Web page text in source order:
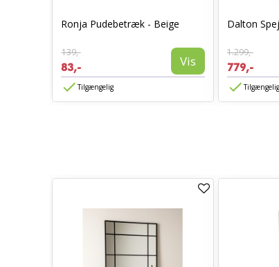
Ronja Pudebetræk - Beige
139,-
83,- Vis
Tilgængelig
Dalton
1.299,-
779,-
Tilgængelig